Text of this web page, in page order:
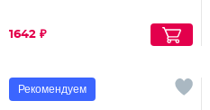
1642 ₽
Рекомендуем